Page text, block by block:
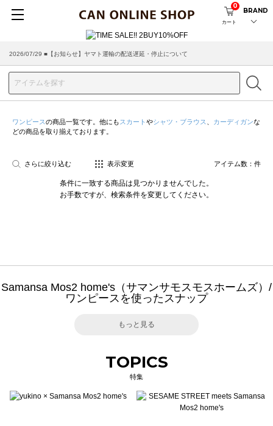
カート
0
BRAND
2026/07/29 ■【お知らせ】ヤマト運輸の配送遅延・停止について
ワンピースの商品一覧です。他にも スカート やシャツ・ブラウス カーディガンな
どの商品を取り揃えております。
さらに絞り込む 表示変更 アイテム数： 件
条件に一致する商品は見つかりませんでした。
お手数ですが、検索条件を変更してください。
Samansa Mos2 home's（サマンサモスモスホームズ）/
ワンピースを使ったスナップ
もっと見る
TOPICS
特集